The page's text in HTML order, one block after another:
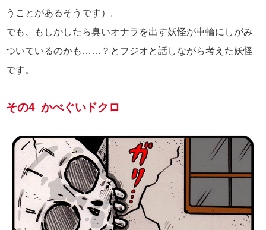
うことがあるそうです）。
でも、もしかしたら臭いオナラを出す妖怪が車輪にしがみ
ついているのかも……？とフジオと話しながら考えた妖怪
です。
その4 かべぐいドクロ